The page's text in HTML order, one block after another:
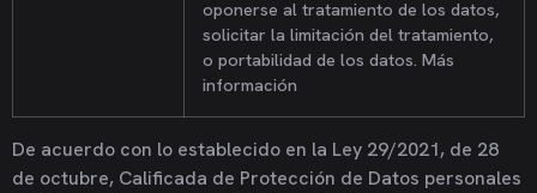
oponerse al tratamiento de los datos,
solicitar la limitación del tratamiento,
o portabilidad de los datos. Más
información
De acuerdo con lo establecido en la Ley 29/2021, de 28
de octubre, Calificada de Protección de Datos personales